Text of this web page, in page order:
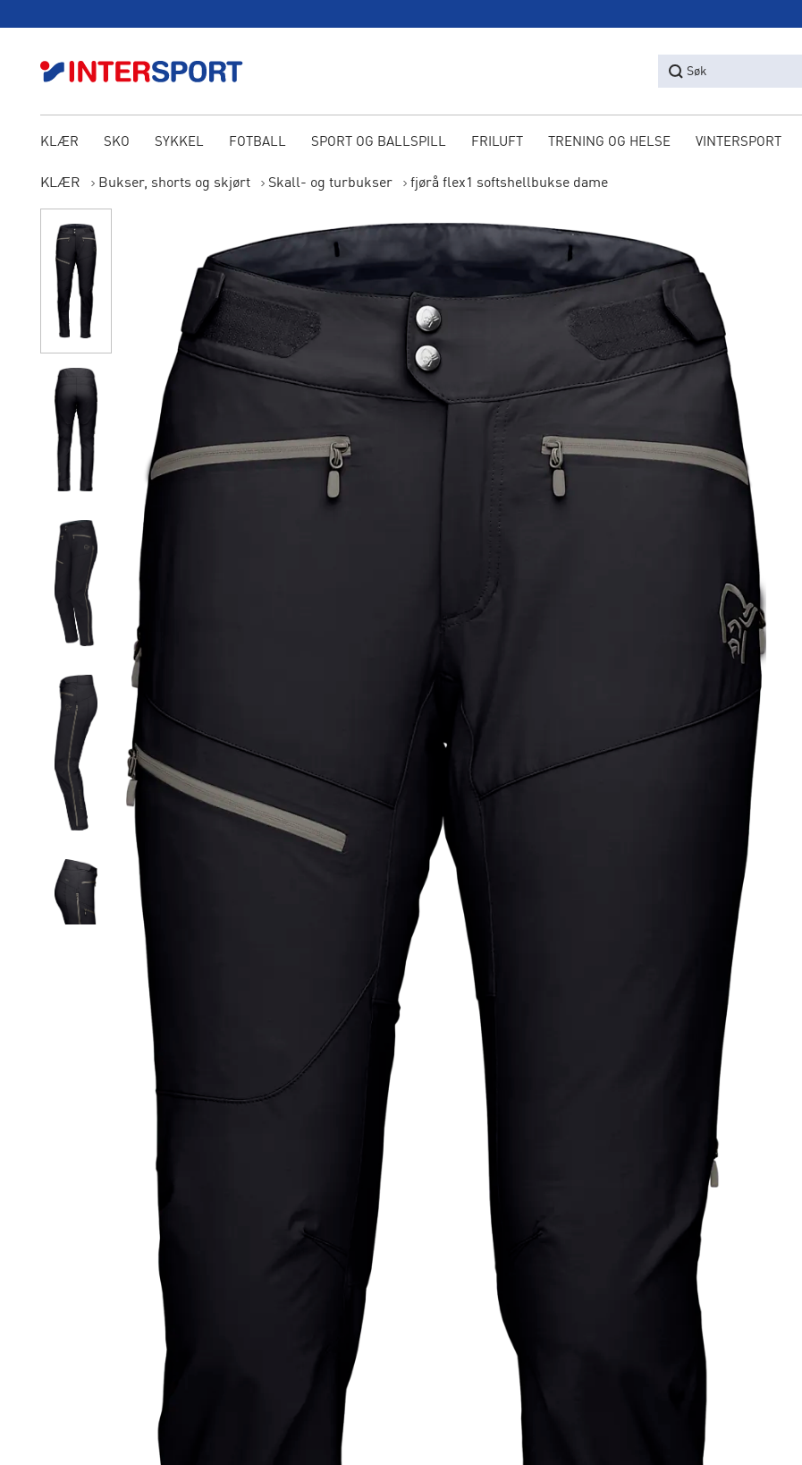
Søk
KLÆR SKO SYKKEL FOTBALL SPORT OG BALLSPILL FRILUFT TRENING OG HELSE VINTERSPORT
KLÆR Bukser, shorts og skjørt Skall- og turbukser fjørå flex1 softshellbukse dame